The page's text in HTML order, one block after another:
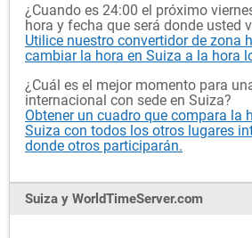
¿Cuando es 24:00 el próximo
hora y fecha que será donde usted
Utilice nuestro convertidor de zona
cambiar la hora en Suiza a la hora
¿Cuál es el mejor momento para
internacional con sede en Suiza?
Obtener un cuadro que compara la
Suiza con todos los otros lugares
donde otros participarán.
Suiza y WorldTimeServer.com